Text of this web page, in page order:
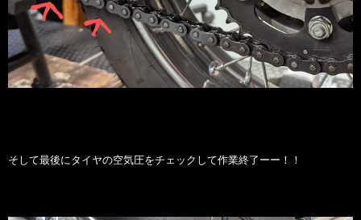
そして最後にタイヤの空気圧をチェックして作業終了ーー！！